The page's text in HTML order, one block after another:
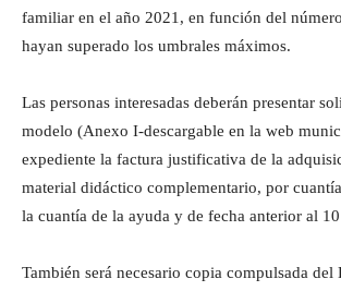
familiar en el año 2021, en función del
hayan superado los umbrales máximos.
Las personas interesadas deberán presentar
modelo (Anexo I-descargable en la web
expediente la factura justificativa de la
material didáctico complementario, por
la cuantía de la ayuda y de fecha anterior al
También será necesario copia compulsada